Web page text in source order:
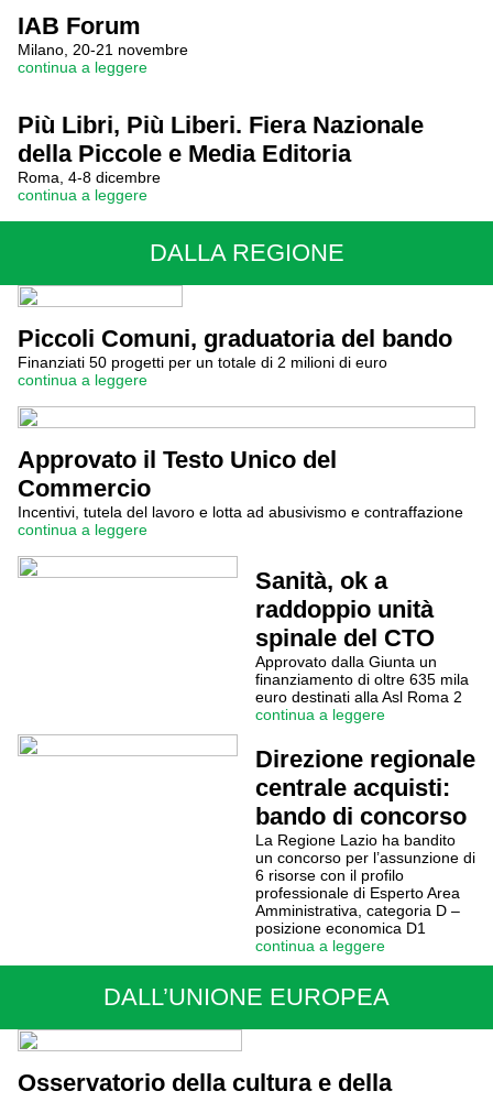
IAB Forum
Milano, 20-21 novembre
continua a leggere
Più Libri, Più Liberi. Fiera Nazionale
della Piccole e Media Editoria
Roma, 4-8 dicembre
continua a leggere
DALLA REGIONE
Piccoli Comuni, graduatoria del bando
Finanziati 50 progetti per un totale di 2 milioni di euro
continua a leggere
Approvato il Testo Unico del
Commercio
Incentivi, tutela del lavoro e lotta ad abusivismo e contraffazione
continua a leggere
Sanità, ok a
raddoppio unità
spinale del CTO
Approvato dalla Giunta un
finanziamento di oltre 635 mila
euro destinati alla Asl Roma 2
continua a leggere
Direzione regionale
centrale acquisti:
bando di concorso
La Regione Lazio ha bandito
un concorso per l’assunzione di
6 risorse con il profilo
professionale di Esperto Area
Amministrativa, categoria D –
posizione economica D1
continua a leggere
DALL’UNIONE EUROPEA
Osservatorio della cultura e della